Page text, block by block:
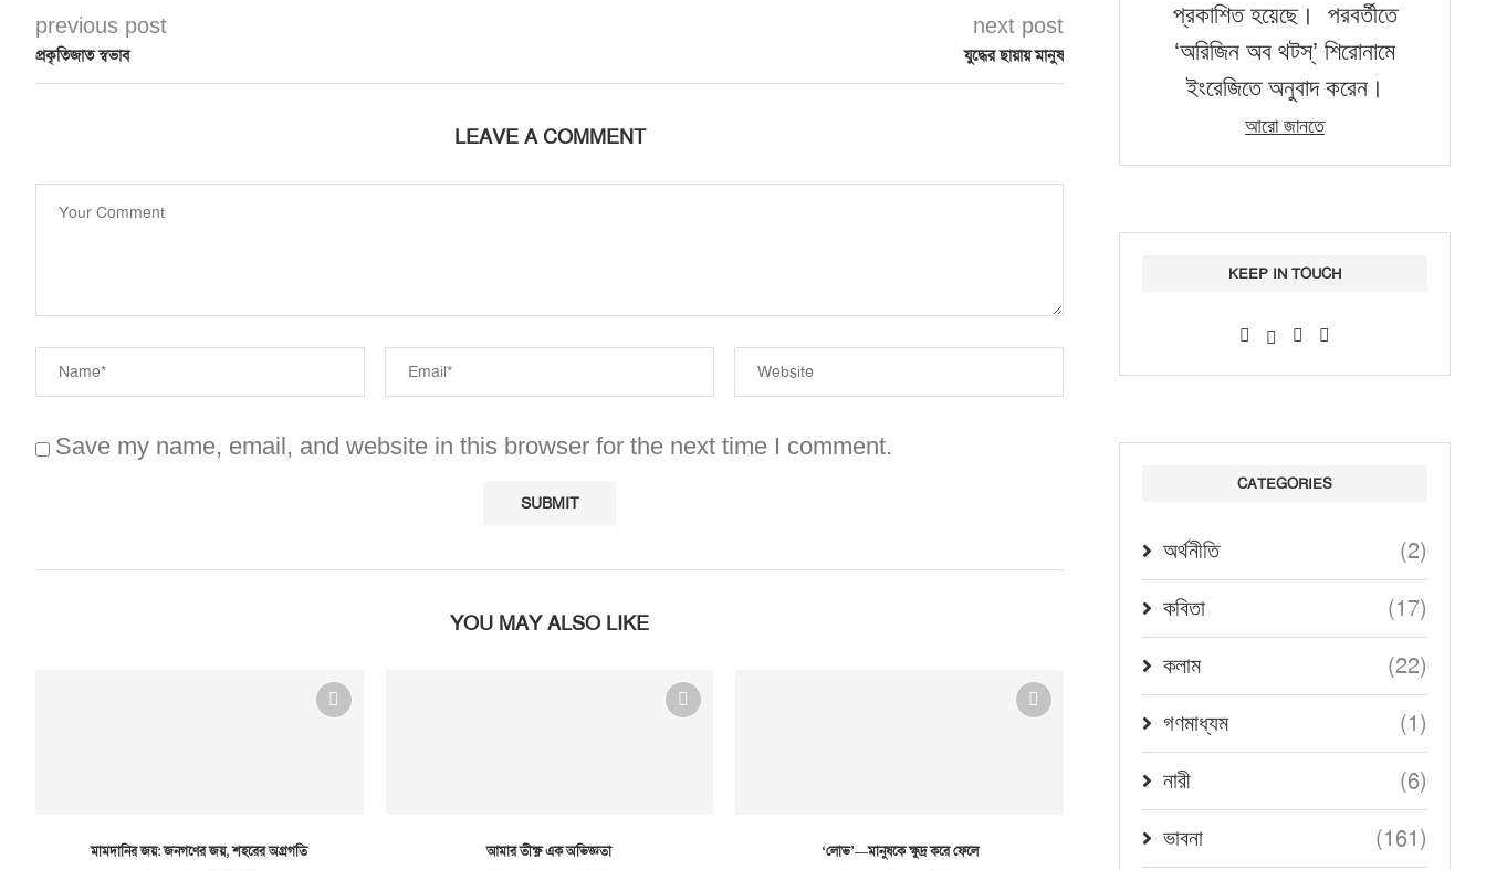
previous post
প্রকৃতিজাত স্বভাব
next post
যুদ্ধের ছায়ায় মানুষ
LEAVE A COMMENT
Save my name, email, and website in this browser for the next time I comment.
YOU MAY ALSO LIKE
মামদানির জয়: জনগণের জয়, শহরের অগ্রগতি আমার তীক্ষ্ণ এক অভিজ্ঞতা ‘লোভ’—মানুষকে ক্ষুদ্র করে ফেলে আত্মচিন্তা — নীরবতার আলোয়
প্রকাশিত হয়েছে। পরবর্তীতে
‘অরিজিন অব থটস্‌’ শিরোনামে
ইংরেজিতে অনুবাদ করেন।
আরো জানতে
KEEP IN TOUCH
CATEGORIES
অর্থনীতি (2)
কবিতা (17)
কলাম (22)
গণমাধ্যম (1)
নারী (6)
ভাবনা (161)